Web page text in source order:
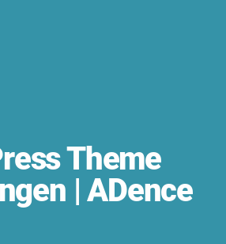
Theme
| ADence